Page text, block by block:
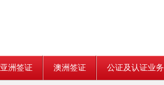
亚洲签证 澳洲签证 公证及认证业务